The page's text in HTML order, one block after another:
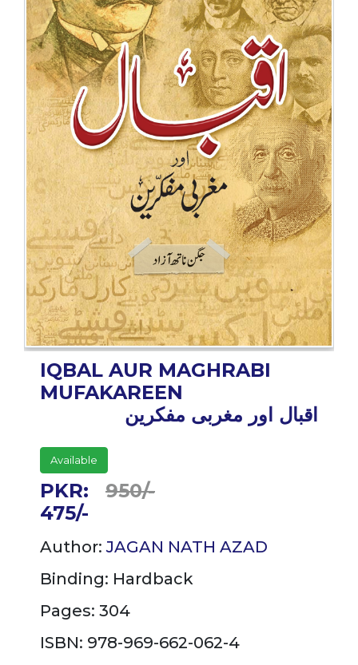
UPCOMINGS
REQUEST
BOOK
CATALOGUE
HOW
TO
PAY
CONTACT
IQBAL AUR MAGHRABI
MUFAKAREEN
اقبال اور مغربی مفکرین
Available
PKR: 950/-
475/-
Author:JAGAN NATH AZAD
Binding: Hardback
Pages: 304
ISBN: 978-969-662-062-4